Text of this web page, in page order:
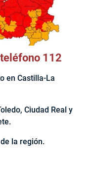
112
en Castilla-La
Ciudad Real y
la región.